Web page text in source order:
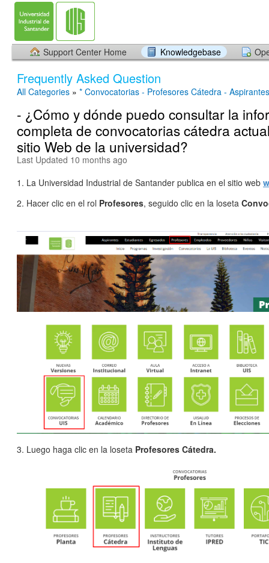
Support Center Home Knowledgebase
Frequently Asked Question
All Categories » * Convocatorias - Profesores Cátedra - Aspirantes
- ¿Cómo y dónde puedo consultar la
completa de convocatorias cátedra
sitio Web de la universidad?
Last Updated 10 months ago
1. La Universidad Industrial de Santander publica en el sitio web
2. Hacer clic en el rol Profesores, seguido clic en la loseta
3. Luego haga clic en la loseta Profesores Cátedra.